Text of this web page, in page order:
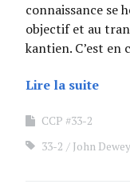
connaissance se
objectif et au
kantien. C’est en
Lire la suite
CCP #33-2
33-2
John Dewey